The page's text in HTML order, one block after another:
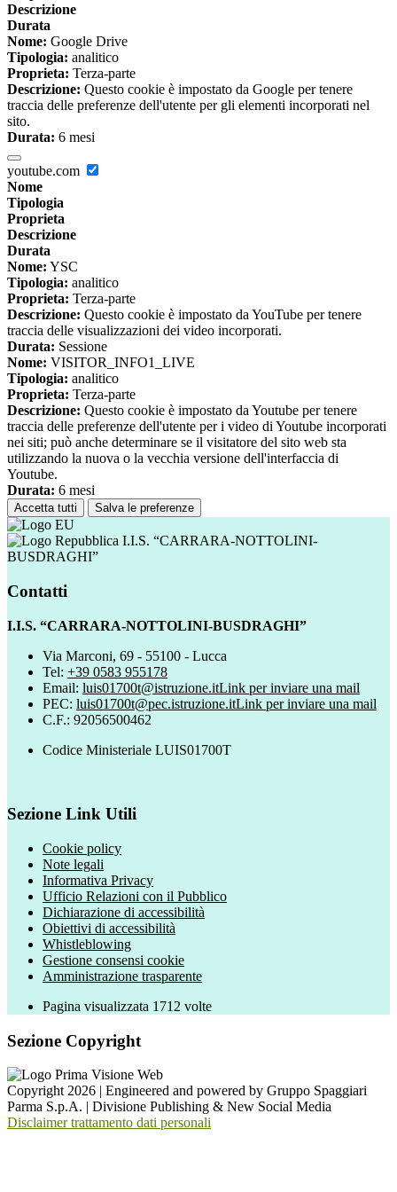
Descrizione
Durata
Nome: Google Drive
Tipologia: analitico
Proprieta: Terza-parte
Descrizione: Questo cookie è impostato da Google per tenere
traccia delle preferenze dell'utente per gli elementi incorporati nel
sito.
Durata: 6 mesi
youtube.com
Nome
Tipologia
Proprieta
Descrizione
Durata
Nome: YSC
Tipologia: analitico
Proprieta: Terza-parte
Descrizione: Questo cookie è impostato da YouTube per tenere
traccia delle visualizzazioni dei video incorporati.
Durata: Sessione
Nome: VISITOR_INFO1_LIVE
Tipologia: analitico
Proprieta: Terza-parte
Descrizione: Questo cookie è impostato da Youtube per tenere
traccia delle preferenze dell'utente per i video di Youtube incorporati
nei siti; può anche determinare se il visitatore del sito web sta
utilizzando la nuova o la vecchia versione dell'interfaccia di
Youtube.
Durata: 6 mesi
Accetta tutti Salva le preferenze
I.I.S. “CARRARA-NOTTOLINI-
BUSDRAGHI”
Contatti
I.I.S. “CARRARA-NOTTOLINI-BUSDRAGHI”
Via Marconi, 69 - 55100 - Lucca
Tel: +39 0583 955178
Email: luis01700t@istruzione.itLink per inviare una mail
PEC: luis01700t@pec.istruzione.itLink per inviare una mail
C.F.: 92056500462
Codice Ministeriale LUIS01700T
Sezione Link Utili
Cookie policy
Note legali
Informativa Privacy
Ufficio Relazioni con il Pubblico
Dichiarazione di accessibilità
Obiettivi di accessibilità
Whistleblowing
Gestione consensi cookie
Amministrazione trasparente
Pagina visualizzata 1712 volte
Sezione Copyright
Copyright 2026 | Engineered and powered by Gruppo Spaggiari
Parma S.p.A. | Divisione Publishing & New Social Media
Disclaimer trattamento dati personali